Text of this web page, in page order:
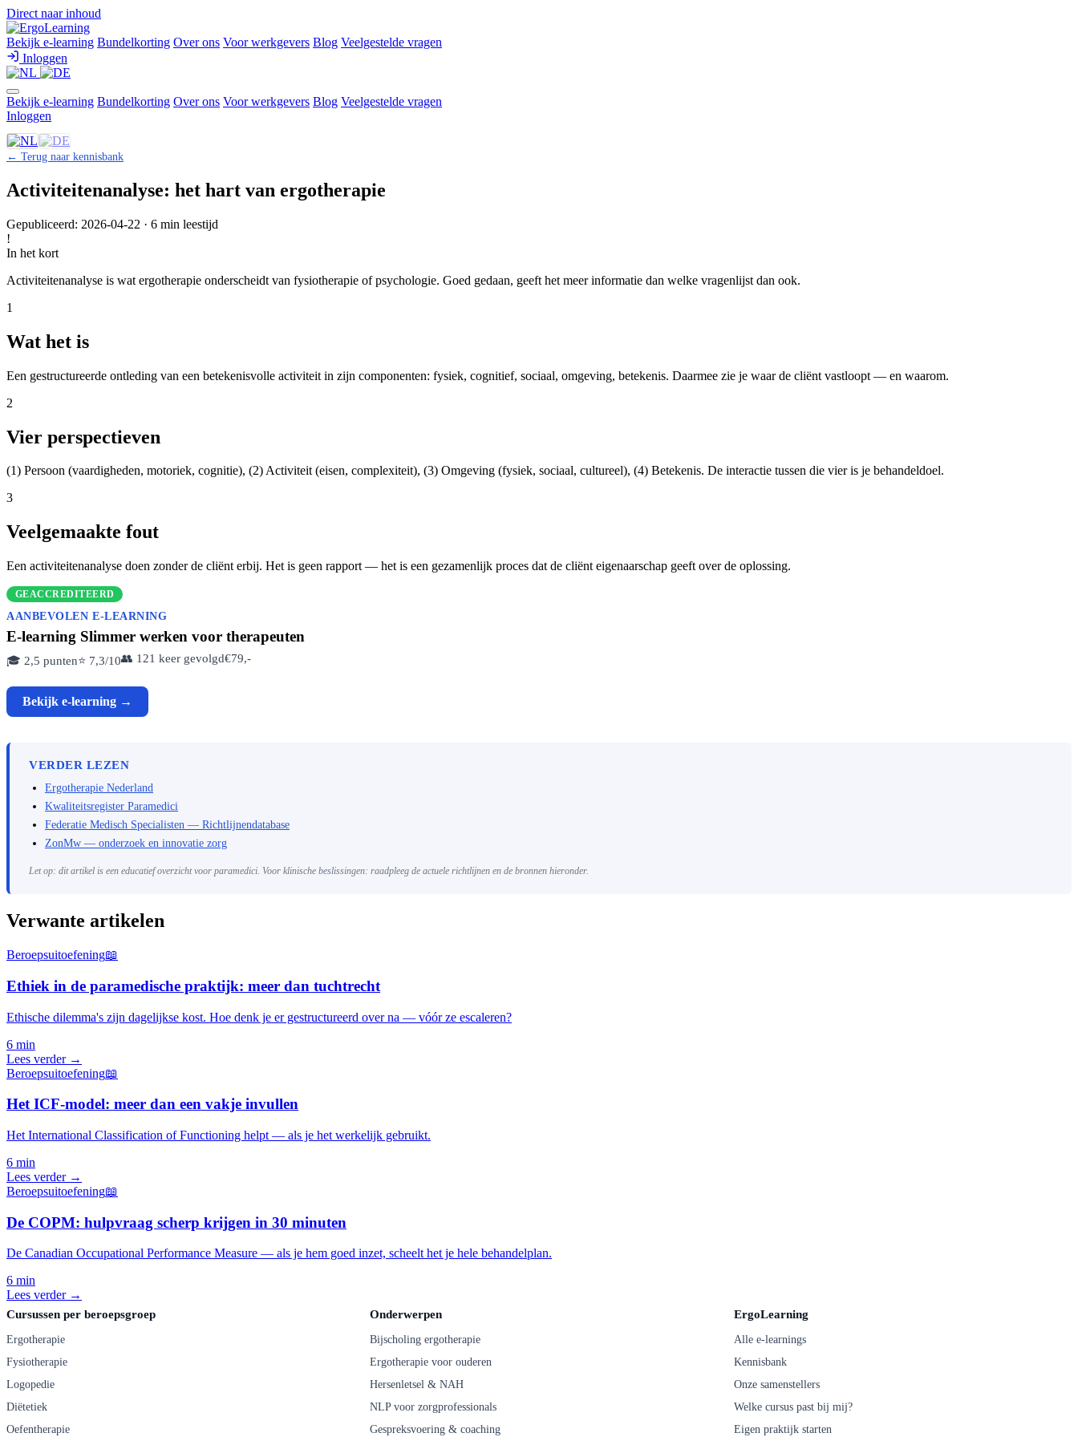
Direct naar inhoud
Bekijk e-learning Bundelkorting Over ons Voor werkgevers Blog Veelgestelde vragen
Inloggen
Bekijk e-learning Bundelkorting Over ons Voor werkgevers Blog Veelgestelde vragen
Inloggen
← Terug naar kennisbank
Activiteitenanalyse: het hart van ergotherapie
Gepubliceerd: 2026-04-22 · 6 min leestijd
!
In het kort
Activiteitenanalyse is wat ergotherapie onderscheidt van fysiotherapie of psychologie. Goed gedaan, geeft het meer informatie dan welke vragenlijst dan ook.
1
Wat het is
Een gestructureerde ontleding van een betekenisvolle activiteit in zijn componenten: fysiek, cognitief, sociaal, omgeving, betekenis. Daarmee zie je waar de cliënt vastloopt — en waarom.
2
Vier perspectieven
(1) Persoon (vaardigheden, motoriek, cognitie), (2) Activiteit (eisen, complexiteit), (3) Omgeving (fysiek, sociaal, cultureel), (4) Betekenis. De interactie tussen die vier is je behandeldoel.
3
Veelgemaakte fout
Een activiteitenanalyse doen zonder de cliënt erbij. Het is geen rapport — het is een gezamenlijk proces dat de cliënt eigenaarschap geeft over de oplossing.
GEACCREDITEERD
AANBEVOLEN E-LEARNING
E-learning Slimmer werken voor therapeuten
🎓 2,5 punten⭐ 7,3/10👥 121 keer gevolgd€79,-
Bekijk e-learning →
VERDER LEZEN
Ergotherapie Nederland
Kwaliteitsregister Paramedici
Federatie Medisch Specialisten — Richtlijnendatabase
ZonMw — onderzoek en innovatie zorg
Let op: dit artikel is een educatief overzicht voor paramedici. Voor klinische beslissingen: raadpleeg de actuele richtlijnen en de bronnen hieronder.
Verwante artikelen
Beroepsuitoefening📖
Ethiek in de paramedische praktijk: meer dan tuchtrecht
Ethische dilemma's zijn dagelijkse kost. Hoe denk je er gestructureerd over na — vóór ze escaleren?
6 min
Lees verder →
Beroepsuitoefening📖
Het ICF-model: meer dan een vakje invullen
Het International Classification of Functioning helpt — als je het werkelijk gebruikt.
6 min
Lees verder →
Beroepsuitoefening📖
De COPM: hulpvraag scherp krijgen in 30 minuten
De Canadian Occupational Performance Measure — als je hem goed inzet, scheelt het je hele behandelplan.
6 min
Lees verder →
Cursussen per beroepsgroep
Ergotherapie
Fysiotherapie
Logopedie
Diëtetiek
Oefentherapie
Onderwerpen
Bijscholing ergotherapie
Ergotherapie voor ouderen
Hersenletsel & NAH
NLP voor zorgprofessionals
Gespreksvoering & coaching
ErgoLearning
Alle e-learnings
Kennisbank
Onze samenstellers
Welke cursus past bij mij?
Eigen praktijk starten